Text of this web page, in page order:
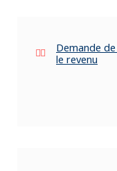
Demande
le revenu